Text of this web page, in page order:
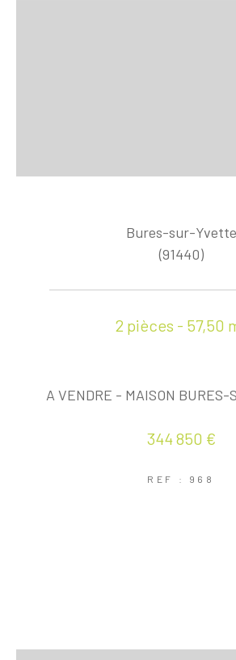
Bures-sur-Yvette
(91440)
2 pièces - 57,50
A VENDRE - MAISON
344 850 €
REF : 968